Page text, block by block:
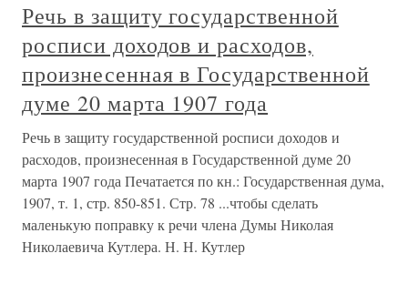
Речь в защиту государственной
росписи доходов и расходов,
произнесенная в Государственной
думе 20 марта 1907 года
Речь в защиту государственной росписи доходов и
расходов, произнесенная в Государственной думе 20
марта 1907 года Печатается по кн.: Государственная дума,
1907, т. 1, стр. 850-851. Стр. 78 ...чтобы сделать
маленькую поправку к речи члена Думы Николая
Николаевича Кутлера. Н. Н. Кутлер